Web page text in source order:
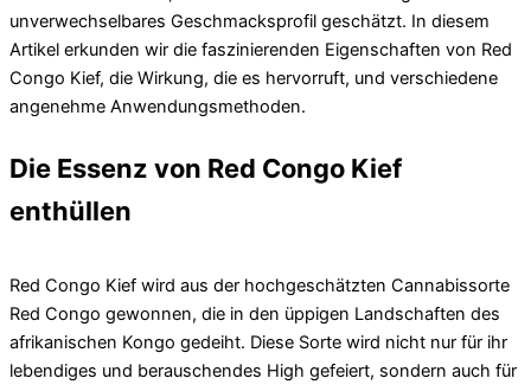
unverwechselbares Geschmacksprofil geschätzt. In diesem
Artikel erkunden wir die faszinierenden Eigenschaften von Red
Congo Kief, die Wirkung, die es hervorruft, und verschiedene
angenehme Anwendungsmethoden.
Die Essenz von Red Congo Kief
enthüllen
Red Congo Kief wird aus der hochgeschätzten Cannabissorte
Red Congo gewonnen, die in den üppigen Landschaften des
afrikanischen Kongo gedeiht. Diese Sorte wird nicht nur für ihr
lebendiges und berauschendes High gefeiert, sondern auch für